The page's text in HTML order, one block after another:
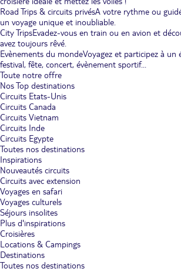
Road Trips & circuits privésA votre rythme ou
un voyage unique et inoubliable.
City TripsEvadez-vous en train ou en avion et
avez toujours rêvé.
Evènements du mondeVoyagez et participez à un
festival, fête, concert, évènement sportif...
Toute notre offre
Nos Top destinations
Circuits Etats-Unis
Circuits Canada
Circuits Vietnam
Circuits Inde
Circuits Egypte
Toutes nos destinations
Inspirations
Nouveautés circuits
Circuits avec extension
Voyages en safari
Voyages culturels
Séjours insolites
Plus d'inspirations
Croisières
Locations & Campings
Destinations
Toutes nos destinations